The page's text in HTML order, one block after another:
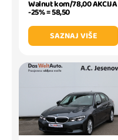
Walnut kom/78,00 AKCIJA
-25% = 58,50
SAZNAJ VIŠE